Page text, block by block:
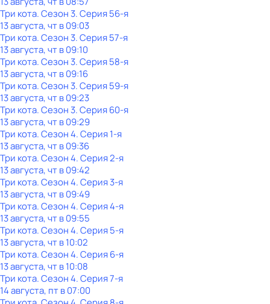
Три кота. Сезон 3. Серия 56-я
13 августа, чт в 09:03
Три кота. Сезон 3. Серия 57-я
13 августа, чт в 09:10
Три кота. Сезон 3. Серия 58-я
13 августа, чт в 09:16
Три кота. Сезон 3. Серия 59-я
13 августа, чт в 09:23
Три кота. Сезон 3. Серия 60-я
13 августа, чт в 09:29
Три кота. Сезон 4. Серия 1-я
13 августа, чт в 09:36
Три кота. Сезон 4. Серия 2-я
13 августа, чт в 09:42
Три кота. Сезон 4. Серия 3-я
13 августа, чт в 09:49
Три кота. Сезон 4. Серия 4-я
13 августа, чт в 09:55
Три кота. Сезон 4. Серия 5-я
13 августа, чт в 10:02
Три кота. Сезон 4. Серия 6-я
13 августа, чт в 10:08
Три кота. Сезон 4. Серия 7-я
14 августа, пт в 07:00